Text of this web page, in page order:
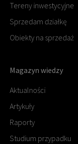
Tereny inwestycyjne
Sprzedam działkę
Obiekty na sprzedaż
Magazyn wiedzy
Aktualności
Artykuły
Raporty
Studium przypadku